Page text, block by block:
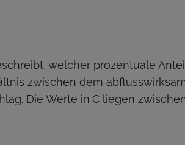
welcher prozentuale
zwischen dem
Die Werte in C liegen